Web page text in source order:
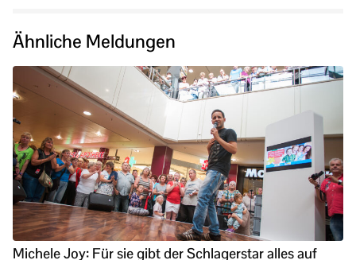
Ähnliche Meldungen
Michele Joy: Für sie gibt der Schlagerstar alles auf